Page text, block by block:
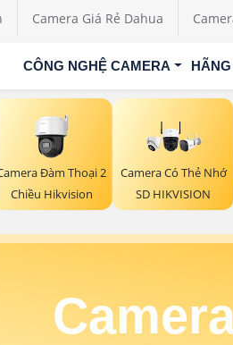
Camera Giá Rẻ Dahua
CÔNG NGHỆ CAMERA
Đàm Thoại 2
Chiều Hikvision
Camera Có Thẻ Nhớ
SD HIKVISION